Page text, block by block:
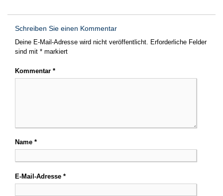
Schreiben Sie einen Kommentar
Deine E-Mail-Adresse wird nicht veröffentlicht. Erforderliche Felder
sind mit * markiert
Kommentar *
Name *
E-Mail-Adresse *